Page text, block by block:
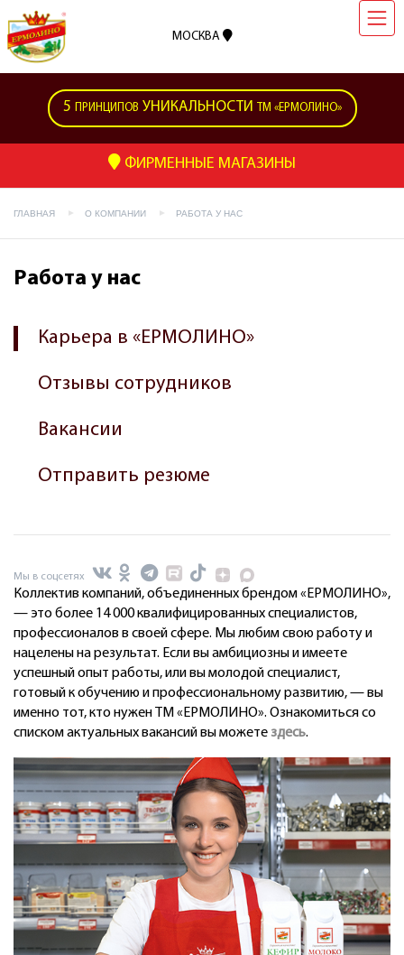
МОСКВА
5 ПРИНЦИПОВ УНИКАЛЬНОСТИ ТМ «ЕРМОЛИНО»
ФИРМЕННЫЕ МАГАЗИНЫ
ГЛАВНАЯ О КОМПАНИИ РАБОТА У НАС
Работа у нас
Карьера в «ЕРМОЛИНО»
Отзывы сотрудников
Вакансии
Отправить резюме
Мы в соцсетях
Коллектив компаний, объединенных брендом «ЕРМОЛИНО»,
— это более 14 000 квалифицированных специалистов,
профессионалов в своей сфере. Мы любим свою работу и
нацелены на результат. Если вы амбициозны и имеете
успешный опыт работы, или вы молодой специалист,
готовый к обучению и профессиональному развитию, — вы
именно тот, кто нужен ТМ «ЕРМОЛИНО». Ознакомиться со
списком актуальных вакансий вы можете здесь.